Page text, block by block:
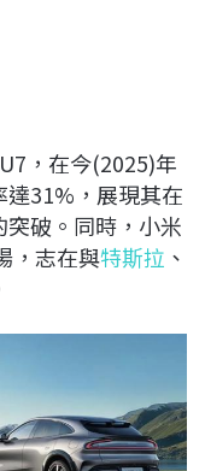
，在今(2025)年
31%，展現其在
破。同時，小米
，志在與特斯拉 、